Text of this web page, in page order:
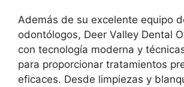
Además de su excelente equipo
odontólogos, Deer Valley Dental
con tecnología moderna y
para proporcionar tratamientos
eficaces. Desde limpiezas y